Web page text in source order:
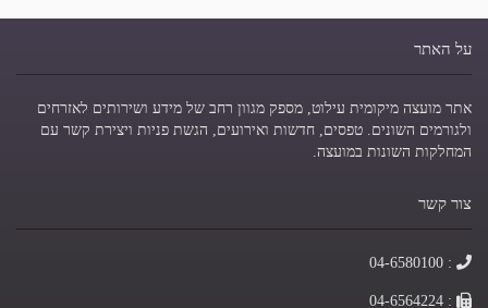
על האתר
אתר מועצה מיקומית עילוט, מספק מגוון רחב של מידע ושירותים לאזרחים
ולגורמים השונים. טפסים, חדשות ואירועים, הגשת פניות ויצירת קשר עם
המחלקות השונות במועצה.
צור קשר
טלפון: 04-6580100
פקס: 04-6564224